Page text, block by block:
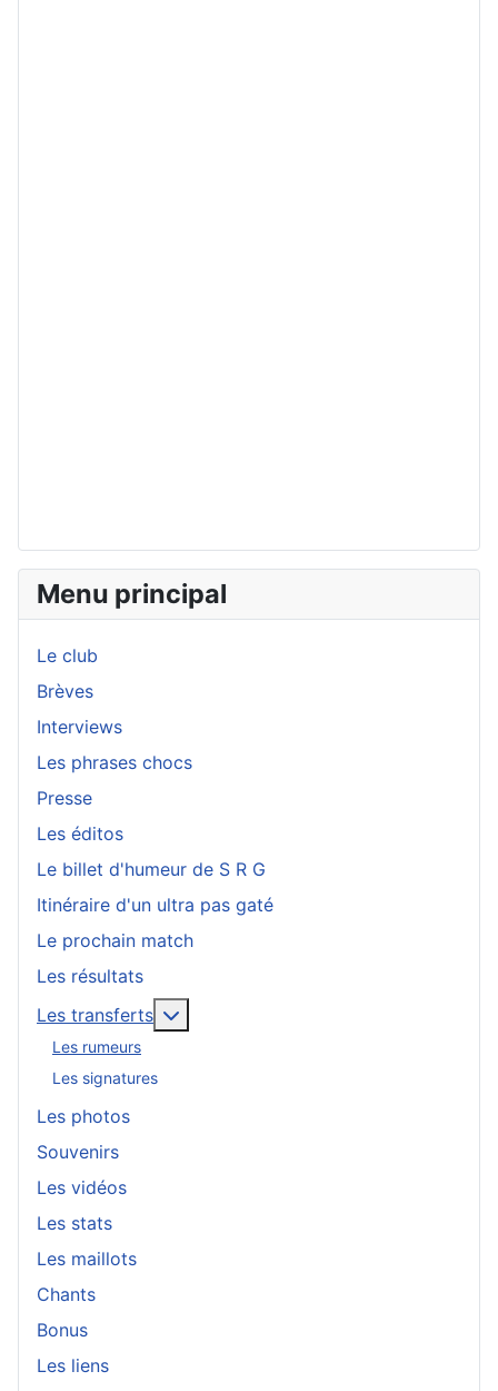
Menu principal
Le club
Brèves
Interviews
Les phrases chocs
Presse
Les éditos
Le billet d'humeur de S R G
Itinéraire d'un ultra pas gaté
Le prochain match
Les résultats
Les transferts
Les rumeurs
Les signatures
Les photos
Souvenirs
Les vidéos
Les stats
Les maillots
Chants
Bonus
Les liens